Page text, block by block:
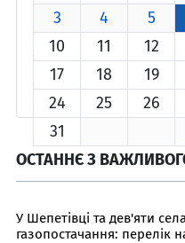
3
4 5
10
11 12
17
18 19
24
25 26
31
ОСТАННЄ З
У Шепетівці та дев'яти
газопостачання: перелік